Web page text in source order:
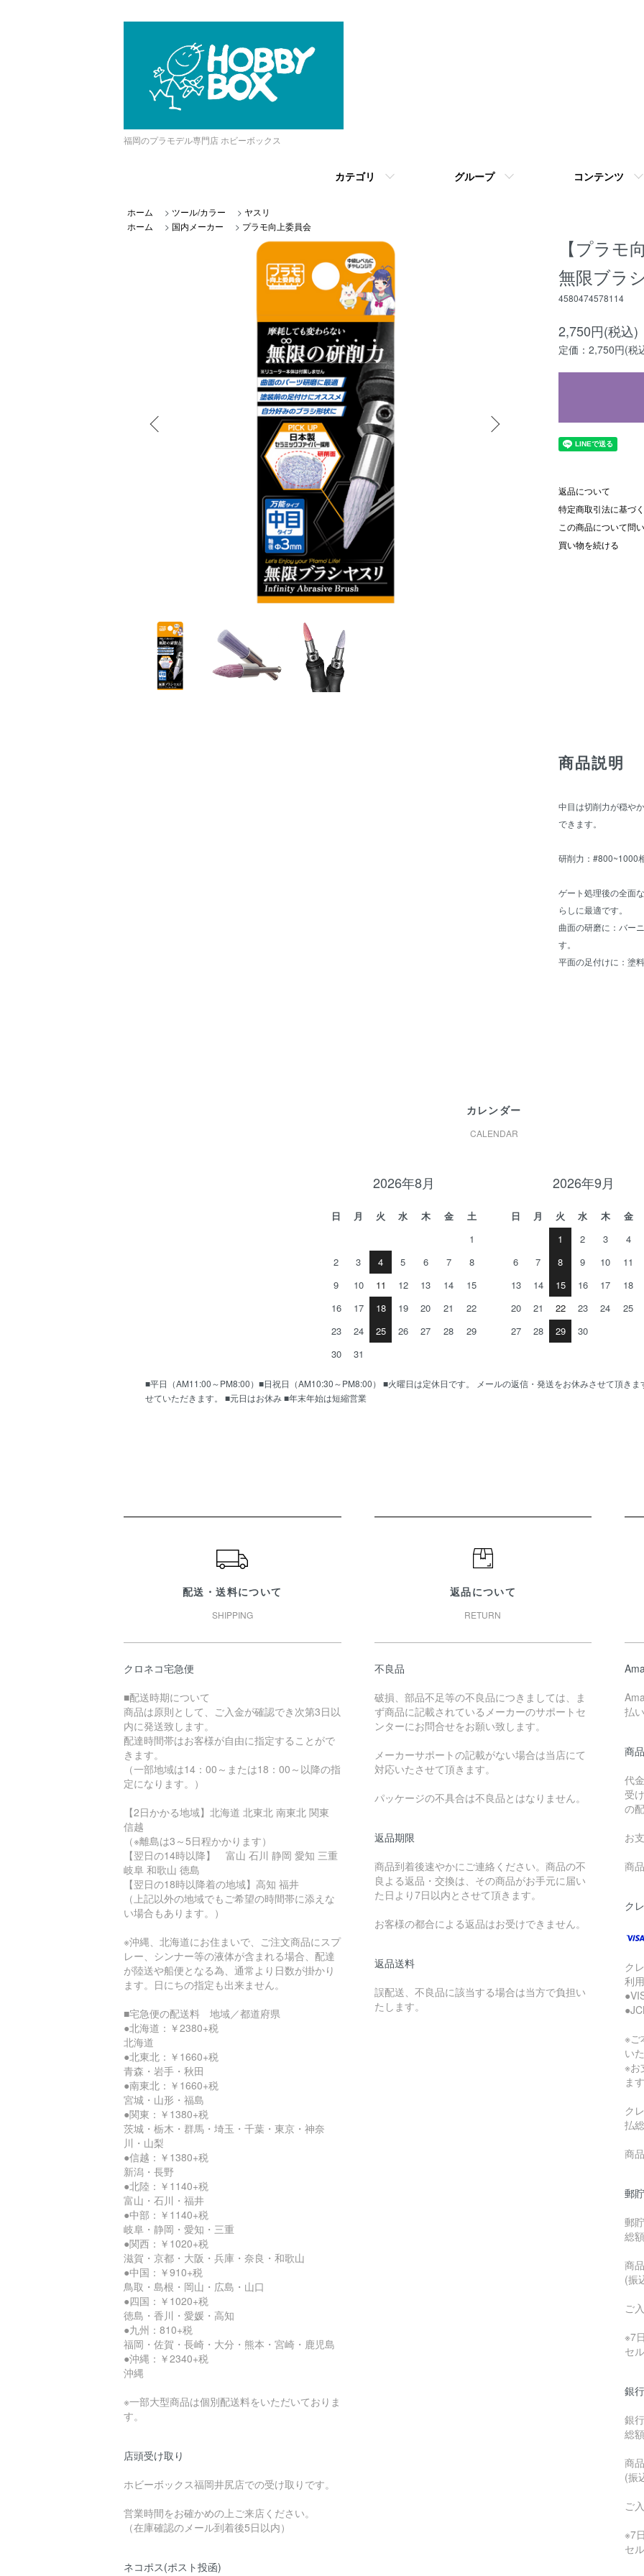
福岡のプラモデル専門店 ホビーボックス
カテゴリ グループ コンテンツ
ホーム > ツール/カラー > ヤスリ
ホーム
> 国内メーカー > プラモ向上委員会
【プラモ
無限ブラ
4580474578114
2,750円(税込)
定価：2,750円(税
返品について
特定商取引法に基づ
この商品について問
買い物を続ける
商品説明
中目は切削力が穏や
できます。
研削力：#800~1000
ゲート処理後の全面
らしに最適です。
曲面の研磨に：バー
す。
平面の足付けに：塗
カレンダー
CALENDAR
2026年8月
日 月 火 水 木 金
土
1
2
3 4 5 6 7
8
9
10 11 12 13 14
15
16
17 18 19 20 21
22
23
24 25 26 27 28
29
30
31
2026年9月
日 月 火 水 木 金
1
2 3 4
6
7 8 9 10 11
13
14 15 16 17 18
20
21 22 23 24 25
27
28 29 30
■平日（AM11:00～PM8:00）■日祝日（AM10:30～PM8:00） ■火曜日は定休日です。 メールの返信・発送をお休みさせて頂き
せていただきます。 ■元日はお休み ■年末年始は短縮営業
配送・送料について
SHIPPING
クロネコ宅急便
■配送時期について
商品は原則として、ご入金が確認でき次第3日以
内に発送致します。
配達時間帯はお客様が自由に指定することがで
きます。
（一部地域は14：00～または18：00～以降の指
定になります。）
【2日かかる地域】北海道 北東北 南東北 関東
信越
（※離島は3～5日程かかります）
【翌日の14時以降】 富山 石川 静岡 愛知 三重
岐阜 和歌山 徳島
【翌日の18時以降着の地域】高知 福井
（上記以外の地域でもご希望の時間帯に添えな
い場合もあります。）
※沖縄、北海道にお住まいで、ご注文商品にスプ
レー、シンナー等の液体が含まれる場合、配達
が陸送や船便となる為、通常より日数が掛かり
ます。日にちの指定も出来ません。
■宅急便の配送料 地域／都道府県
●北海道：￥2380+税
北海道
●北東北：￥1660+税
青森・岩手・秋田
●南東北：￥1660+税
宮城・山形・福島
●関東：￥1380+税
茨城・栃木・群馬・埼玉・千葉・東京・神奈
川・山梨
●信越：￥1380+税
新潟・長野
●北陸：￥1140+税
富山・石川・福井
●中部：￥1140+税
岐阜・静岡・愛知・三重
●関西：￥1020+税
滋賀・京都・大阪・兵庫・奈良・和歌山
●中国：￥910+税
鳥取・島根・岡山・広島・山口
●四国：￥1020+税
徳島・香川・愛媛・高知
●九州：810+税
福岡・佐賀・長崎・大分・熊本・宮崎・鹿児島
●沖縄：￥2340+税
沖縄
※一部大型商品は個別配送料をいただいておりま
す。
店頭受け取り
ホビーボックス福岡井尻店での受け取りです。
営業時間をお確かめの上ご来店ください。
（在庫確認のメール到着後5日以内）
ネコポス(ポスト投函)
返品について
RETURN
不良品
破損、部品不足等の不良品につきましては、ま
ず商品に記載されているメーカーのサポートセ
ンターにお問合せをお願い致します。
メーカーサポートの記載がない場合は当店にて
対応いたさせて頂きます。
パッケージの不具合は不良品とはなりません。
返品期限
商品到着後速やかにご連絡ください。商品の不
良よる返品・交換は、その商品がお手元に届い
た日より7日以内とさせて頂きます。
お客様の都合による返品はお受けできません。
返品送料
誤配送、不良品に該当する場合は当方で負担い
たします。
払
商
代
受
の
お
商
ク
ク
利
※ご
い
※お
ます
ク
払
商
郵
郵
総
商
(振
ご
※7
セ
銀
銀
総
商
(振
ご
※7
セ